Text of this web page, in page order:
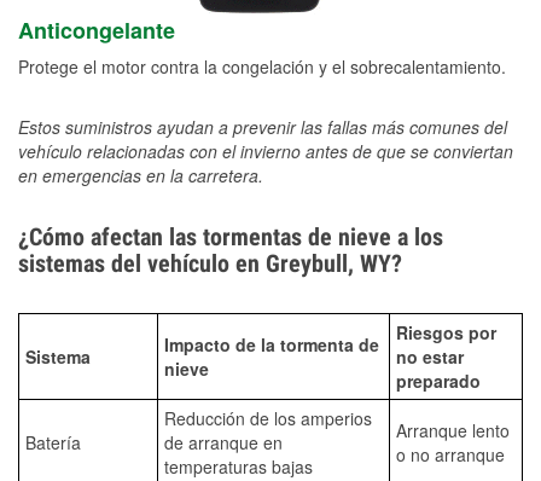
Anticongelante
Protege el motor contra la congelación y el sobrecalentamiento.
Estos suministros ayudan a prevenir las fallas más comunes del
vehículo relacionadas con el invierno antes de que se conviertan
en emergencias en la carretera.
¿Cómo afectan las tormentas de nieve a los
sistemas del vehículo en Greybull, WY?
Sistema
Impacto de la tormenta de
nieve
Riesgos por
no estar
preparado
Batería
Reducción de los amperios
de arranque en
temperaturas bajas
Arranque lento
o no arranque